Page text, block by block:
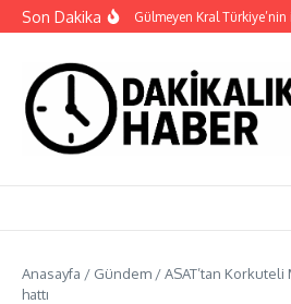
İçeriğe atla
Son DakikaGupi ve Gülmeyen Kral Türkiye’nin
Anasayfa / Gündem /ASAT’tan Korkuteli
hattı